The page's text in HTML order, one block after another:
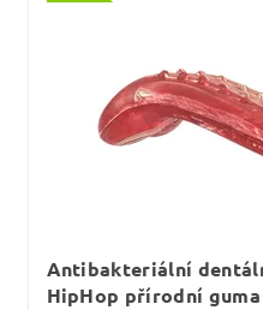
Antibakteriální
HipHop přírodní guma